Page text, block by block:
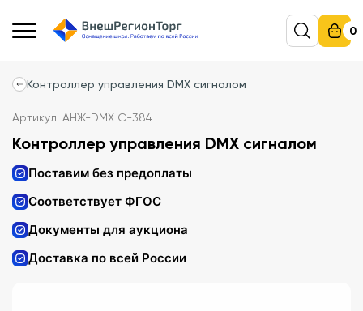
0
Контроллер управления DMX сигналом
Артикул: АНЖ-DMX C-384
Контроллер управления DMX сигналом
Поставим без предоплаты
Соответствует ФГОС
Документы для аукциона
Доставка по всей России